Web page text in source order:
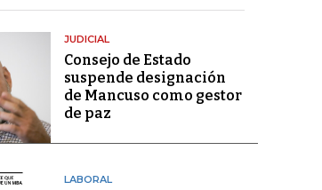
JUDICIAL
Consejo de Estado
suspende designación
de Mancuso como gestor
de paz
LABORAL